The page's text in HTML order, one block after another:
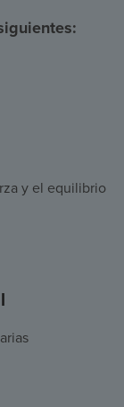
y el equilibrio